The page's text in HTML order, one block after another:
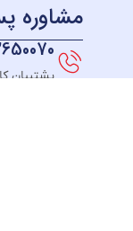
مشاوره
پشتیبان